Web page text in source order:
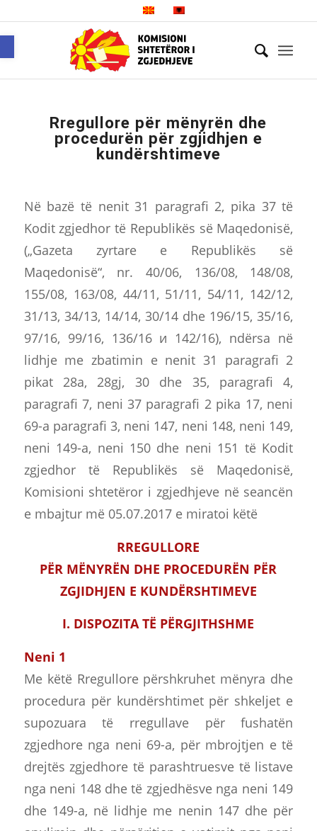
Rregullore për mënyrën dhe
procedurën për zgjidhjen e
kundërshtimeve
Në bazë të nenit 31 paragrafi 2, pika 37 të
Kodit zgjedhor të Republikës së Maqedonisë,
(„Gazeta zyrtare e Republikës së
Maqedonisë“, nr. 40/06, 136/08, 148/08,
155/08, 163/08, 44/11, 51/11, 54/11, 142/12,
31/13, 34/13, 14/14, 30/14 dhe 196/15, 35/16,
97/16, 99/16, 136/16 и 142/16), ndërsa në
lidhje me zbatimin e nenit 31 paragrafi 2
pikat 28a, 28gj, 30 dhe 35, paragrafi 4,
paragrafi 7, neni 37 paragrafi 2 pika 17, neni
69-а paragrafi 3, neni 147, neni 148, neni 149,
neni 149-а, neni 150 dhe neni 151 të Kodit
zgjedhor të Republikës së Maqedonisë,
Komisioni shtetëror i zgjedhjeve në seancën
e mbajtur më 05.07.2017 e miratoi këtë
RREGULLORE
PËR MËNYRËN DHE PROCEDURËN PËR
ZGJIDHJEN E KUNDËRSHTIMEVE
I. DISPOZITA TË PËRGJITHSHME
Neni 1
Me këtë Rregullore përshkruhet mënyra dhe
procedura për kundërshtimet për shkeljet e
supozuara të rregullave për fushatën
zgjedhore nga neni 69-а, për mbrojtjen e të
drejtës zgjedhore të parashtruesve të listave
nga neni 148 dhe të zgjedhësve nga neni 149
dhe 149-а, në lidhje me nenin 147 dhe për
Open toolbar